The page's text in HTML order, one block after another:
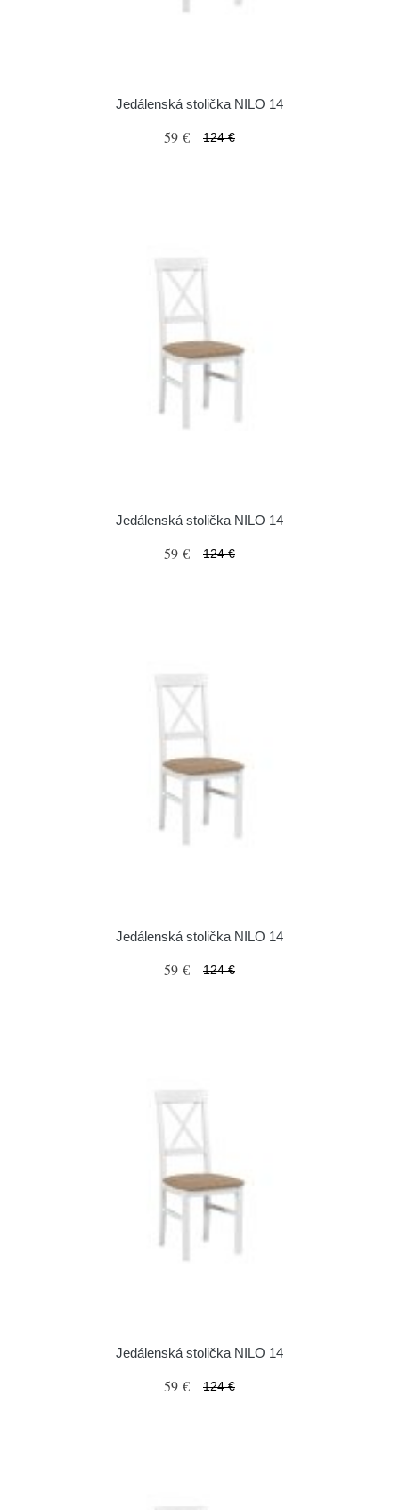
Jedálenská stolička NILO 14
59 € 124 €
Jedálenská stolička NILO 14
59 € 124 €
Jedálenská stolička NILO 14
59 € 124 €
Jedálenská stolička NILO 14
59 € 124 €